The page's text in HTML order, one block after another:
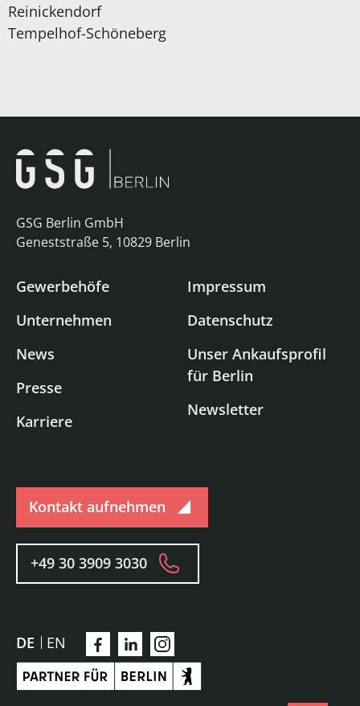
Reinickendorf
Tempelhof-Schöneberg
GSG Berlin GmbH
Geneststraße 5, 10829 Berlin
Gewerbehöfe
Unternehmen
News
Presse
Karriere
Impressum
Datenschutz
Unser Ankaufsprofil
für Berlin
Newsletter
Kontakt aufnehmen
+49 30 3909 3030
DE EN